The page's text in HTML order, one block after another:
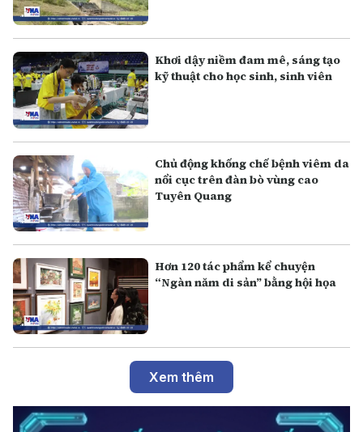
Khơi dậy niềm đam mê, sáng tạo
kỹ thuật cho học sinh, sinh viên
Chủ động khống chế bệnh viêm da
nổi cục trên đàn bò vùng cao
Tuyên Quang
Hơn 120 tác phẩm kể chuyện
“Ngàn năm di sản” bằng hội họa
Xem thêm